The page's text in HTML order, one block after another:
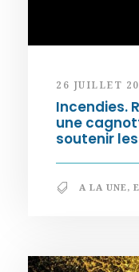
26 JUILLET
Incendies.
une
soutenir
A LA UNE,